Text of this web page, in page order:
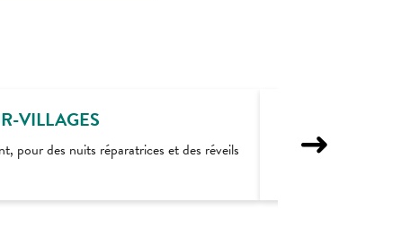
VILLAGES
pour des nuits réparatrices et des réveils
Gavray-sur-Sienne